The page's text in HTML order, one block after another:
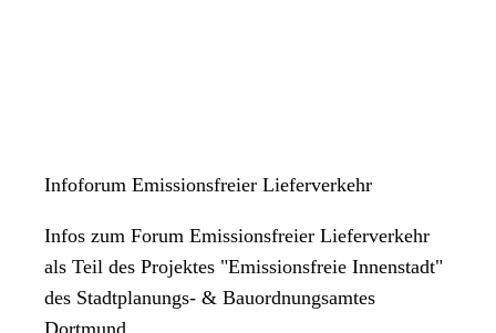
Infoforum Emissionsfreier Lieferverkehr
Infos zum Forum Emissionsfreier Lieferverkehr
als Teil des Projektes "Emissionsfreie Innenstadt"
des Stadtplanungs- & Bauordnungsamtes